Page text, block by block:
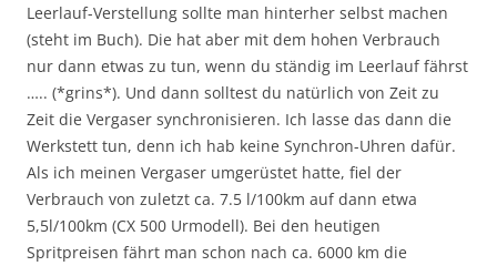
Leerlauf-Verstellung sollte man hinterher selbst machen
(steht im Buch). Die hat aber mit dem hohen Verbrauch
nur dann etwas zu tun, wenn du ständig im Leerlauf fährst
….. (*grins*). Und dann solltest du natürlich von Zeit zu
Zeit die Vergaser synchronisieren. Ich lasse das dann die
Werkstett tun, denn ich hab keine Synchron-Uhren dafür.
Als ich meinen Vergaser umgerüstet hatte, fiel der
Verbrauch von zuletzt ca. 7.5 l/100km auf dann etwa
5,5l/100km (CX 500 Urmodell). Bei den heutigen
Spritpreisen fährt man schon nach ca. 6000 km die